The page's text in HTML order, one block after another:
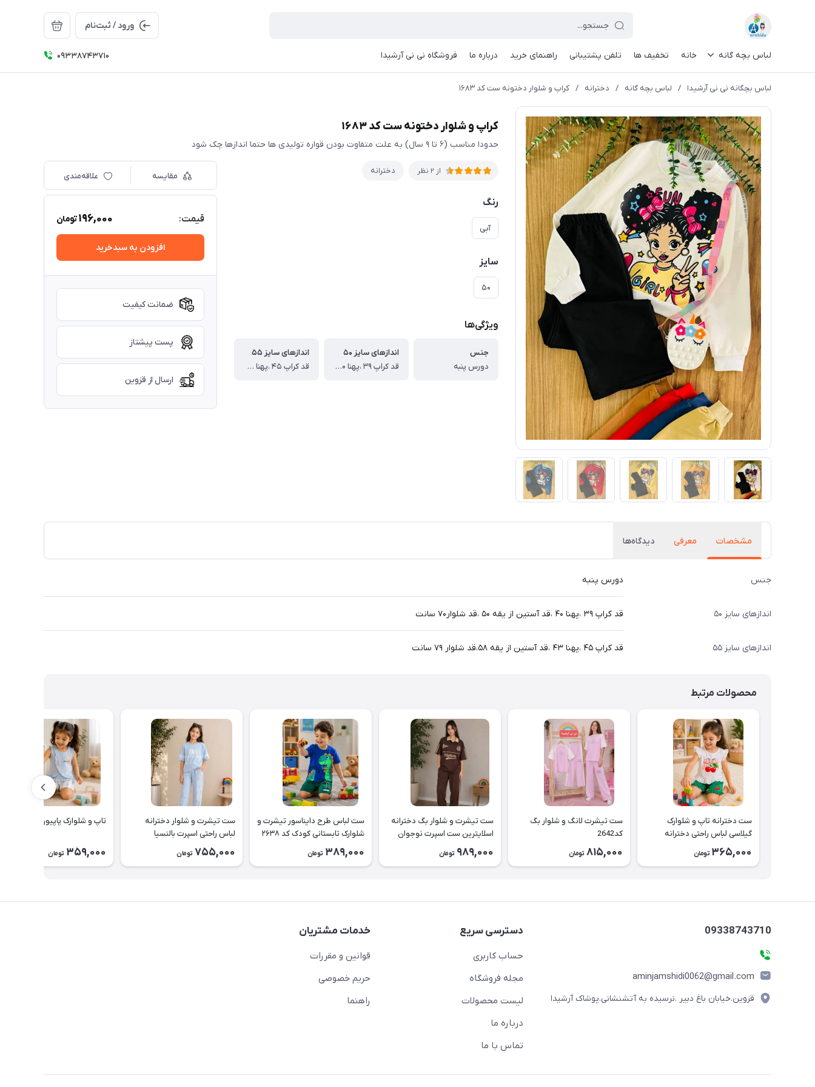
ورود / ثبت‌نام
لباس بچه گانه خانه تخفیف ها تلفن پشتیبانی راهنمای خرید درباره ما فروشگاه نی نی آرشیدا 09338743710
لباس بچگانه نی نی آرشیدا / لباس بچه گانه / دخترانه / کراپ و شلوار دختونه ست کد ۱۶۸۳
کراپ و شلوار دختونه ست کد ۱۶۸۳
حدودا مناسب (۶ تا ۹ سال) به علت متفاوت بودن قواره تولیدی ها حتما اندازها چک شود
از 2 نظر دخترانه
رنگ
آبی
سایز
۵۰
ویژگی‌ها
جنس
دورس پنبه
اندازهای سایز ۵۰
قد کراپ ۳۹ ،پهنا ۴۰ ،قد آستین از یقه ۵۰ ،قد شلوار۷۰ سانت
اندازهای سایز ۵۵
قد کراپ ۴۵ ،پهنا ۴۳ ،قد آستین از یقه ۵۸،قد شلوار ۷۹ سانت
مقایسه علاقه‌مندی
قیمت: 196,000تومان
افزودن به سبدخرید
ضمانت کیفیت
پست پیشتاز
ارسال از قزوین
مشخصات معرفی دیدگاه‌ها
جنس دورس پنبه
اندازهای سایز ۵۰ قد کراپ ۳۹ ،پهنا ۴۰ ،قد آستین از یقه ۵۰ ،قد شلوار۷۰ سانت
اندازهای سایز ۵۵ قد کراپ ۴۵ ،پهنا ۴۳ ،قد آستین از یقه ۵۸،قد شلوار ۷۹ سانت
محصولات مرتبط
ست دخترانه تاپ و شلوارک
گیلاسی لباس راحتی دخترانه
365,000 تومان
ست تیشرت لانگ و شلوار بگ
کد2642
815,000 تومان
ست تیشرت و شلوار بگ دخترانه
اسلایترین ست اسپرت نوجوان
989,000 تومان
ست لباس طرح دایناسور تیشرت و
شلوارک تابستانی کودک کد ۲۶۳۸
389,000 تومان
ست تیشرت و شلوار دخترانه
لباس راحتی اسپرت بالنسیا
دخترانه۲۶۳۷
755,000 تومان
تاپ و شلوارک پاپیون کد ۲۶۳۵
359,000 تومان
09338743710
aminjamshidi0062@gmail.com
قزوین.خیابان باغ دبیر .نرسیده به آتشنشانی.پوشاک آرشیدا
دسترسی سریع
حساب کاربری
مجله فروشگاه
لیست محصولات
درباره ما
تماس با ما
خدمات مشتریان
قوانین و مقررات
حریم خصوصی
راهنما